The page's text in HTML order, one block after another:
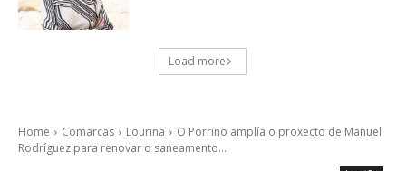
Load more